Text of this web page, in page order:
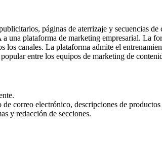
páginas de aterrizaje y secuencias
plataforma de marketing empresarial. La
los canales. La plataforma admite el
entre los equipos de marketing de
correo electrónico, descripciones de productos
y redacción de secciones.